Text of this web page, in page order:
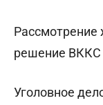
решение ВККС
Уголовное